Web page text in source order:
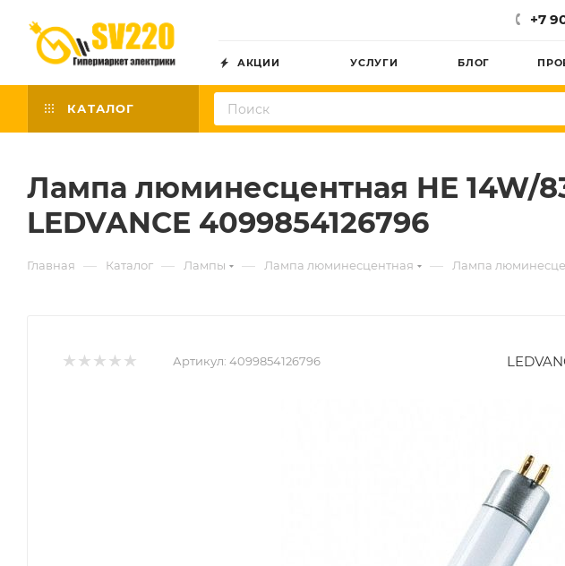
+7
АКЦИИ УСЛУГИ БЛОГ
КАТАЛОГ
Лампа люминесцентная HE 14W/
LEDVANCE 4099854126796
Главная — Каталог — Лампы — Лампа люминесцентная — Лампа
Артикул: 4099854126796